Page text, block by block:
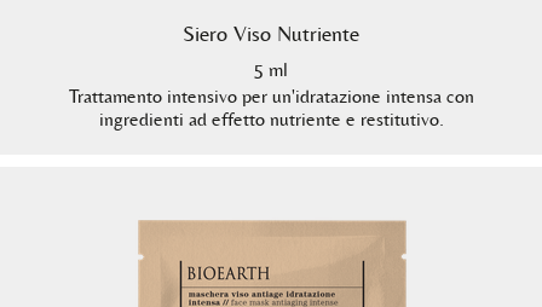
Siero Viso Nutriente
5 ml
Trattamento intensivo per un'idratazione intensa con
ingredienti ad effetto nutriente e restitutivo.